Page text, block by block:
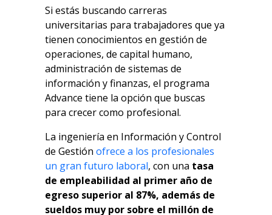
Si estás buscando carreras
universitarias para trabajadores que ya
tienen conocimientos en gestión de
operaciones, de capital humano,
administración de sistemas de
información y finanzas, el programa
Advance tiene la opción que buscas
para crecer como profesional.
La ingeniería en Información y Control
de Gestión ofrece a los profesionales
un gran futuro laboral, con una tasa
de empleabilidad al primer año de
egreso superior al 87%, además de
sueldos muy por sobre el millón de